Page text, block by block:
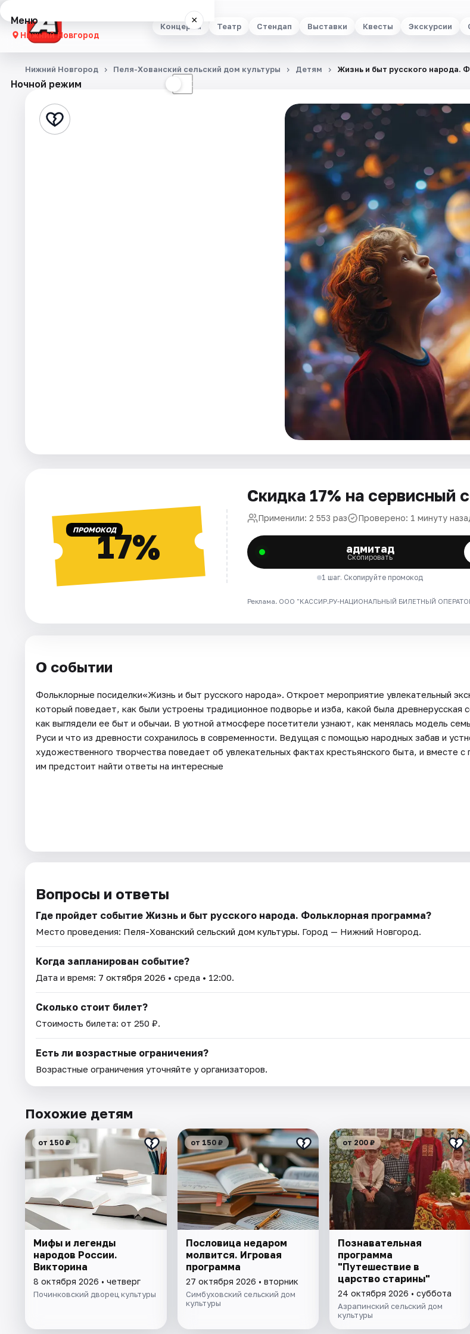
Концерты Театр Стендап Выставки Квесты Экскурсии
Меню ×
Нижний Новгород
Концерты
Стендап
Ночной режим ☾
Нижний Новгород Пеля-Хованский сельский дом культуры Детям Жизнь и быт русского народа.
ПРОМОКОД17%
Скидка 17% на сервисный
Применили: 2 553 раз Проверено: 1 минуту
адмитад
Скопировать
1 шаг. Скопируйте промокод
Реклама. ООО "КАССИР.РУ-НАЦИОНАЛЬНЫЙ БИЛЕТНЫЙ
О событии
Фольклорные посиделки«Жизнь и быт русского народа». Откроет мероприятие увлекательный
который поведает, как были устроены традиционное подворье и изба, какой была древнерусская
как выглядели ее быт и обычаи. В уютной атмосфере посетители узнают, как менялась модель
Руси и что из древности сохранилось в современности. Ведущая с помощью народных забав и
художественного творчества поведает об увлекательных фактах крестьянского быта, и вместе с
им предстоит найти ответы на интересные
Вопросы и ответы
Где пройдет событие Жизнь и быт русского народа. Фольклорная программа?
Место проведения: Пеля-Хованский сельский дом культуры. Город — Нижний Новгород.
Когда запланирован событие?
Дата и время: 7 октября 2026 • среда • 12:00.
Сколько стоит билет?
Стоимость билета: от 250 ₽.
Есть ли возрастные ограничения?
Возрастные ограничения уточняйте у организаторов.
Похожие детям
от 150 ₽
Мифы и легенды
народов России.
Викторина
8 октября 2026 • четверг
Починковский дворец культуры
от 150 ₽
Пословица недаром
молвится. Игровая
программа
27 октября 2026 • вторник
Симбуховский сельский дом
культуры
от 200 ₽
Познавательная
программа
"Путешествие в
царство старины"
24 октября 2026 • суббота
Азрапинский сельский дом
культуры